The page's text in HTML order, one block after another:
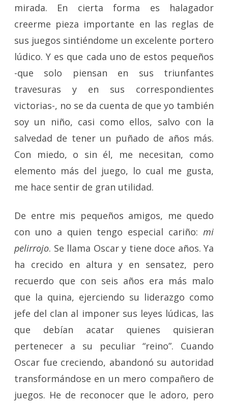
mirada. En cierta forma es halagador
creerme pieza importante en las reglas de
sus juegos sintiéndome un excelente portero
lúdico. Y es que cada uno de estos pequeños
-que solo piensan en sus triunfantes
travesuras y en sus correspondientes
victorias-, no se da cuenta de que yo también
soy un niño, casi como ellos, salvo con la
salvedad de tener un puñado de años más.
Con miedo, o sin él, me necesitan, como
elemento más del juego, lo cual me gusta,
me hace sentir de gran utilidad.
De entre mis pequeños amigos, me quedo
con uno a quien tengo especial cariño: mi
pelirrojo. Se llama Oscar y tiene doce años. Ya
ha crecido en altura y en sensatez, pero
recuerdo que con seis años era más malo
que la quina, ejerciendo su liderazgo como
jefe del clan al imponer sus leyes lúdicas, las
que debían acatar quienes quisieran
pertenecer a su peculiar “reino”. Cuando
Oscar fue creciendo, abandonó su autoridad
transformándose en un mero compañero de
juegos. He de reconocer que le adoro, pero